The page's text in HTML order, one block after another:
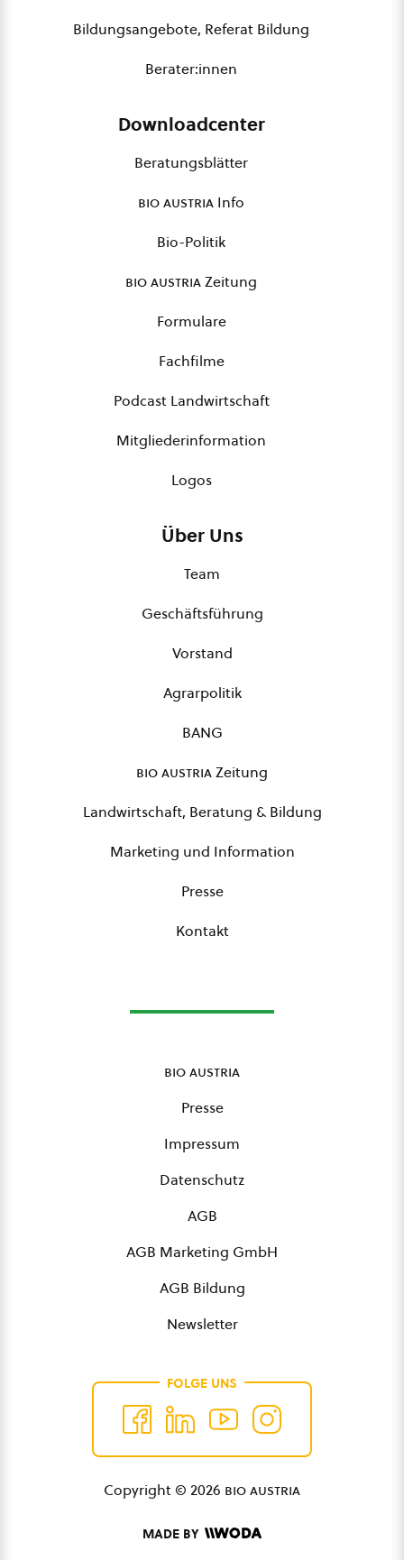
Bildungsangebote, Referat Bildung
Berater:innen
Downloadcenter
Beratungsblätter
bio austria Info
Bio-Politik
bio austriaZeitung
Formulare
Fachfilme
Podcast Landwirtschaft
Mitgliederinformation
Logos
Über Uns
Team
Geschäftsführung
Vorstand
Agrarpolitik
BANG
bio austriaZeitung
Landwirtschaft, Beratung & Bildung
Marketing und Information
Presse
Kontakt
bio austria
Presse
Impressum
Datenschutz
AGB
AGB Marketing GmbH
AGB Bildung
Newsletter
FOLGE UNS
Copyright © 2026 bio austria
MADE BY